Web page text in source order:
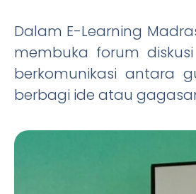
Dalam E-Learning
membuka forum
berkomunikasi antara
berbagi ide atau